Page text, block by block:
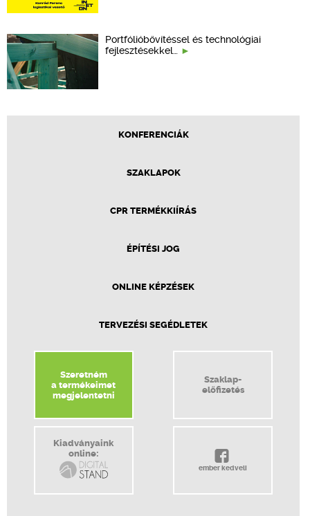
Portfólióbővítéssel és technológiai
fejlesztésekkel…
KONFERENCIÁK
SZAKLAPOK
CPR TERMÉKKIÍRÁS
ÉPÍTÉSI JOG
ONLINE KÉPZÉSEK
TERVEZÉSI SEGÉDLETEK
Szeretném
a termékeimet
megjelentetni
Szaklap-
előfizetés
Kiadványaink
online:
ember kedveli